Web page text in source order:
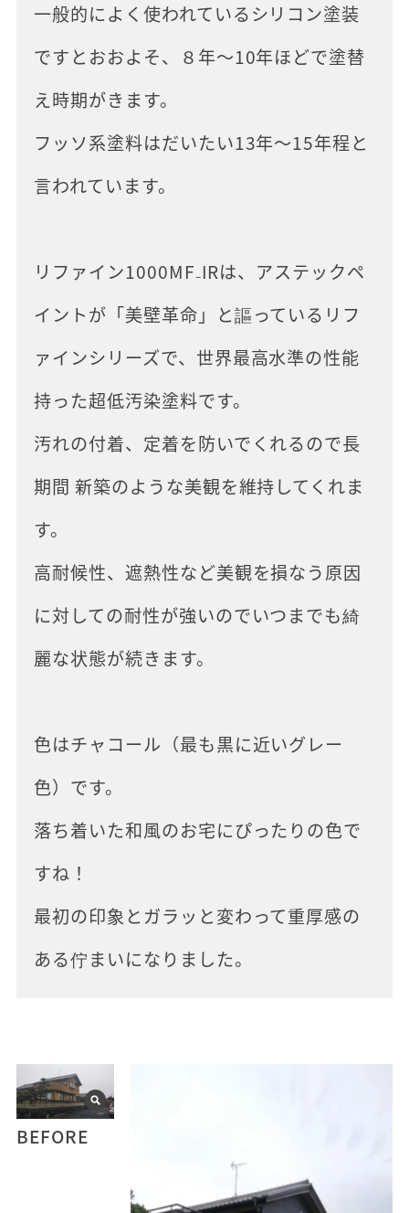
一般的によく使われているシリコン塗装
ですとおおよそ、８年～10年ほどで塗替
え時期がきます。
フッソ系塗料はだいたい13年～15年程と
言われています。
リファイン1000MF₋IRは、アステックペ
イントが「美壁革命」と謳っているリフ
ァインシリーズで、世界最高水準の性能
持った超低汚染塗料です。
汚れの付着、定着を防いでくれるので長
期間 新築のような美観を維持してくれま
す。
高耐候性、遮熱性など美観を損なう原因
に対しての耐性が強いのでいつまでも綺
麗な状態が続きます。
色はチャコール（最も黒に近いグレー
色）です。
落ち着いた和風のお宅にぴったりの色で
すね！
最初の印象とガラッと変わって重厚感の
ある佇まいになりました。
BEFORE